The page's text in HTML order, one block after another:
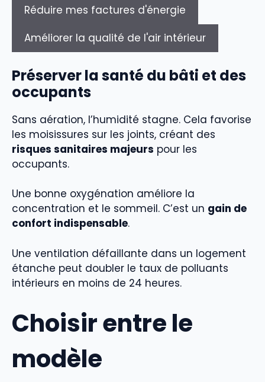
Réduire mes factures d'énergie
Améliorer la qualité de l'air intérieur
Préserver la santé du bâti et des
occupants
Sans aération, l’humidité stagne. Cela favorise
les moisissures sur les joints, créant des
risques sanitaires majeurs pour les
occupants.
Une bonne oxygénation améliore la
concentration et le sommeil. C’est un gain de
confort indispensable.
Une ventilation défaillante dans un logement
étanche peut doubler le taux de polluants
intérieurs en moins de 24 heures.
Choisir entre le
modèle